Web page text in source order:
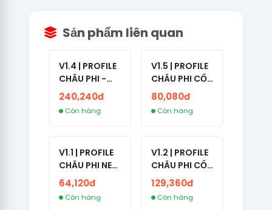
Sản phẩm liên quan
V1.4 | PROFILE
CHÂU PHI -
ETHIOPIA CỔ -
NO 2FA -
RANDOM BẠN
240,240đ
Còn hàng
V1.5 | PROFILE
CHÂU PHI CỔ
- NO 2FA -
LẪN 2024 -
LIVE ADS
80,080đ
Còn hàng
V1.1 | PROFILE
CHÂU PHI NEW
- NO 2FA - ĐA
SỐ BẠN BÈ
CAO
64,120đ
Còn hàng
V1.2 | PROFILE
CHÂU PHI CỔ
- NO 2FA -
LIVE ADS -
NĂM TẠO
129,360đ
Còn hàng